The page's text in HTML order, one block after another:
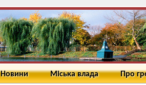
Новини Міська влада Про